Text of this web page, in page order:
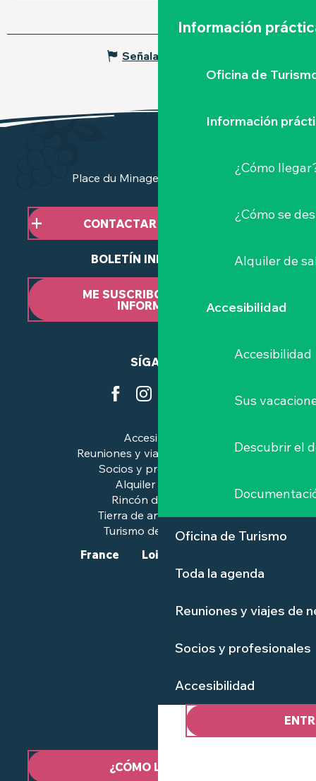
Información
Oficina de
Información
¿Cómo
¿Cómo se
Alquiler de
Accesibilidad
Accesibilidad
Sus
Descubrir el
Oficina de Turismo
Toda la agenda
Reuniones y viajes de
Socios y profesionales
Accesibilidad
Señalar un error
Place du Minage - 44190 Clisson
CONTACTAR CON NOSOTROS
BOLETÍN INFORMATIVO
ME SUSCRIBO AL BOLETÍN
INFORMATIVO
SÍGANOS
Accesibilidad
Reuniones y viajes de negocios
Socios y profesionales
Alquiler de salas
Rincón de prensa
Tierra de arte e historia
Turismo de calidad™.
¿CÓMO LLEGAR?
France Loire-Atlantique